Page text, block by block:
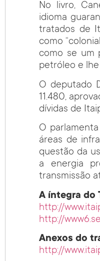
No livro,
idioma
tratados de
como
como se um
petróleo e
O deputado
11.480,
dívidas de
O
áreas de
questão da
a energia
transmissão
A íntegra do
http://
http://
Anexos do
http://